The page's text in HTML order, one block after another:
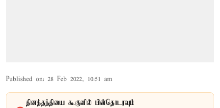
Published on: 28 Feb 2022, 10:51 am
தினத்தந்தியை கூகுளில் பின்தொடரவும்